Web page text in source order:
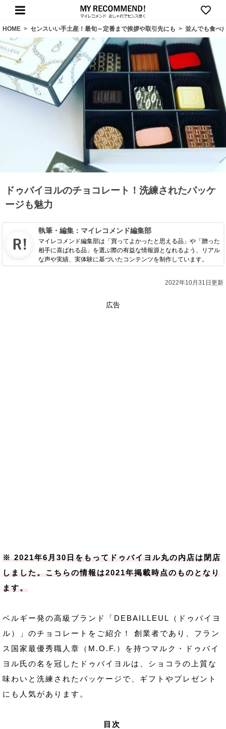
HOME > センスいい手土産！最旬～定番まで挨拶や取引先にも > 並んでも食べ
ドゥバイヨルのチョコレート！洗練されたパッケ
ージも魅力
執筆・編集： マイレコメンド編集部
マイレコメンド編集部は「買ってよかったと思える品」や「贈った
相手に喜ばれる品」を選ぶ際の有益な情報源となれるよう、リアル
な声や実績、実体験に基づいたコンテンツを制作しています。
2022年10月31日更新
広告
※ 2021年6月30日をもってドゥバイヨル丸の内店は閉店
しました。こちらの情報は2021年掲載時点のものとなり
ます。
ベルギー発の高級ブランド「DEBAILLEUL（ドゥバイヨ
ル）」のチョコレートをご紹介！ 創業者であり、フラン
ス国家最優秀職人章（M.O.F.）を持つマルク・ドゥバイ
ヨル氏の名を冠したドゥバイヨルは、ショコラの上質な
味わいと洗練されたパッケージで、ギフトやプレゼント
にも人気があります。
目次